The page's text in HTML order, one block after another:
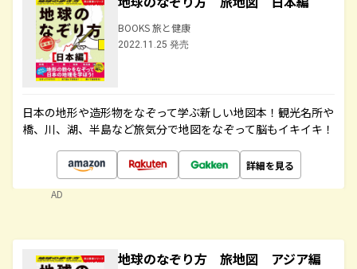
BOOKS 旅と健康
2022.11.25 発売
日本の地形や造形物をなぞって学ぶ新しい地図本！観光名所や
橋、川、湖、半島など旅気分で地図をなぞって脳もイキイキ！
詳細を見る
AD
地球のなぞり方 旅地図 アジア編